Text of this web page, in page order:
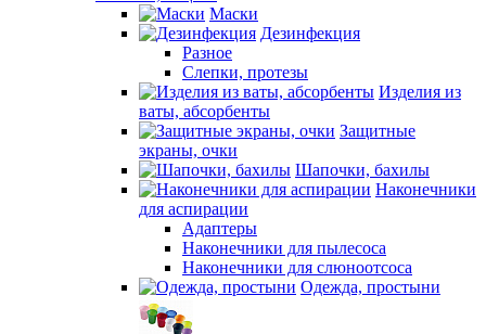
Маски
Дезинфекция
Разное
Слепки, протезы
Изделия из
ваты, абсорбенты
Защитные
экраны, очки
Шапочки, бахилы
Наконечники
для аспирации
Адаптеры
Наконечники для пылесоса
Наконечники для слюноотсоса
Одежда, простыни